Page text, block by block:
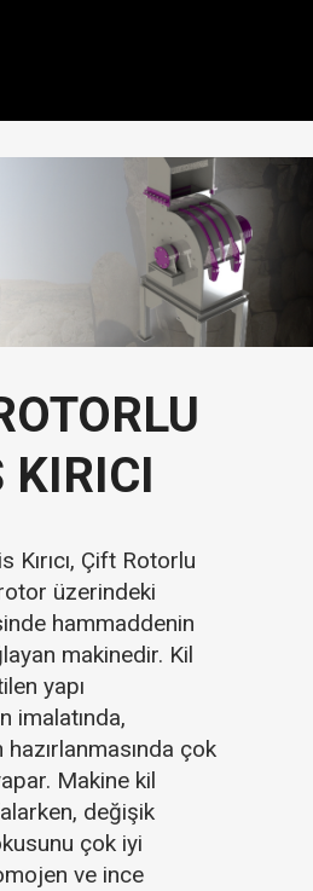
KIRICI
Kırıcı, Çift Rotorlu
rotor üzerindeki
hammaddenin
makinedir. Kil
yapı
imalatında,
çok
Makine kil
değişik
çok iyi
ve ince